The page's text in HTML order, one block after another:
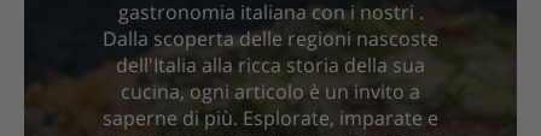
gastronomia italiana con i nostri .
Dalla scoperta delle regioni nascoste
dell'Italia alla ricca storia della sua
cucina, ogni articolo è un invito a
saperne di più. Esplorate, imparate e